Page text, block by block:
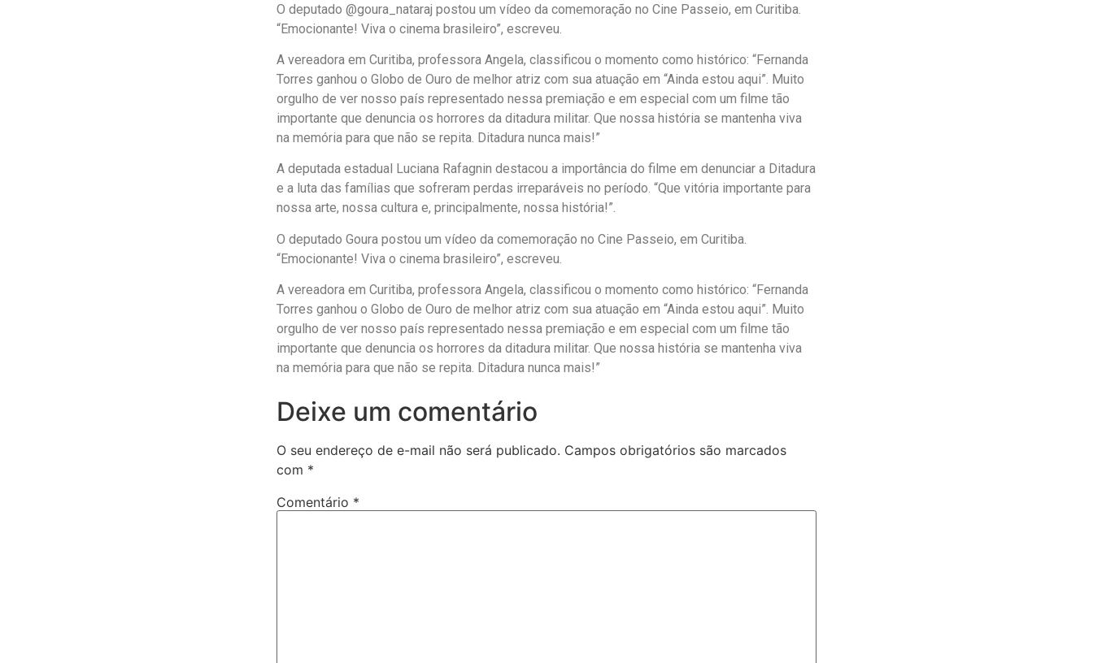
O deputado @goura_nataraj postou um vídeo da comemoração no Cine Passeio, em Curitiba.
“Emocionante! Viva o cinema brasileiro”, escreveu.
A vereadora em Curitiba, professora Angela, classificou o momento como histórico: “Fernanda
Torres ganhou o Globo de Ouro de melhor atriz com sua atuação em “Ainda estou aqui”. Muito
orgulho de ver nosso país representado nessa premiação e em especial com um filme tão
importante que denuncia os horrores da ditadura militar. Que nossa história se mantenha viva
na memória para que não se repita. Ditadura nunca mais!”
A deputada estadual Luciana Rafagnin destacou a importância do filme em denunciar a Ditadura
e a luta das famílias que sofreram perdas irreparáveis no período. “Que vitória importante para
nossa arte, nossa cultura e, principalmente, nossa história!”.
O deputado Goura postou um vídeo da comemoração no Cine Passeio, em Curitiba.
“Emocionante! Viva o cinema brasileiro”, escreveu.
A vereadora em Curitiba, professora Angela, classificou o momento como histórico: “Fernanda
Torres ganhou o Globo de Ouro de melhor atriz com sua atuação em “Ainda estou aqui”. Muito
orgulho de ver nosso país representado nessa premiação e em especial com um filme tão
importante que denuncia os horrores da ditadura militar. Que nossa história se mantenha viva
na memória para que não se repita. Ditadura nunca mais!”
Deixe um comentário
O seu endereço de e-mail não será publicado. Campos obrigatórios são marcados
com *
Comentário *